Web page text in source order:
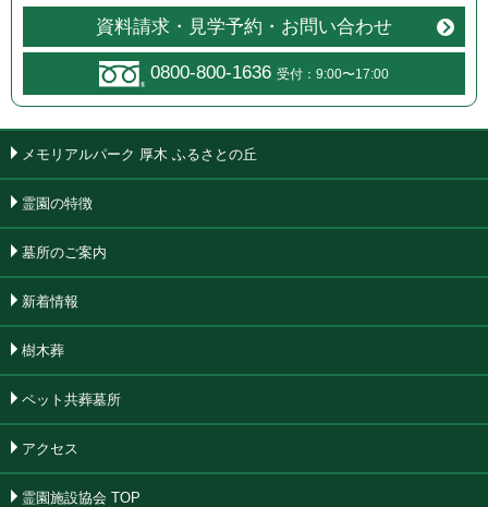
資料請求・見学予約・お問い合わせ
0800-800-1636 受付：9:00〜17:00
メモリアルパーク 厚木 ふるさとの丘
霊園の特徴
墓所のご案内
新着情報
樹木葬
ペット共葬墓所
アクセス
霊園施設協会 TOP